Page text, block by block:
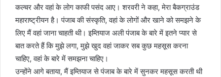
कल्चर और वहां के लोग काफी पसंद आए। शरवरी ने कहा, मेरा बैकग्राउंड
महाराष्ट्रीयन है। पंजाब की संस्कृति, वहां के लोगों और खाने को समझने के
लिए मैं वहां जाना चाहती थी। इम्तियाज अली पंजाब के बारे में इतने प्यार से
बात करते हैं कि मुझे लगा, मुझे खुद वहां जाकर सब कुछ महसूस करना
चाहिए, वहां के बारे में समझना चाहिए।
उन्होंने आगे बताया, मैं इम्तियाज से पंजाब के बारे में सुनकर महसूस करती थी